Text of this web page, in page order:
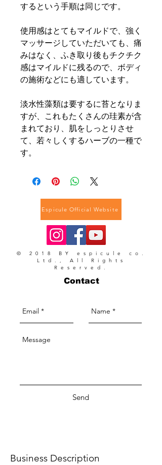
するという手順は同じです。
使用感はとてもマイルドで、強く
マッサージしていただいても、痛
みはなく、ふき取り後もチクチク
感はマイルドに残るので、ボディ
の施術などにも適しています。
淡水性藻類は要するに苔となりま
すが、これもたくさんの珪素が含
まれており、肌をしっとりさせ
て、若々しくするハーブの一種で
す。
Espicule Official Website
© 2018 BY espicule co.
Ltd., All Rights
Reserved.
Contact
Send
Business Description